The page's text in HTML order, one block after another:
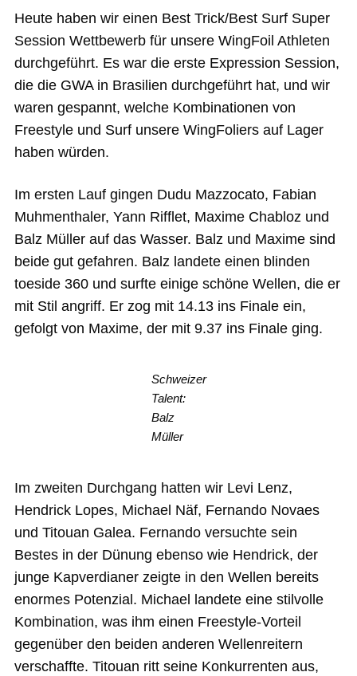
Heute haben wir einen Best Trick/Best Surf Super
Session Wettbewerb für unsere WingFoil Athleten
durchgeführt. Es war die erste Expression Session,
die die GWA in Brasilien durchgeführt hat, und wir
waren gespannt, welche Kombinationen von
Freestyle und Surf unsere WingFoliers auf Lager
haben würden.
Im ersten Lauf gingen Dudu Mazzocato, Fabian
Muhmenthaler, Yann Rifflet, Maxime Chabloz und
Balz Müller auf das Wasser. Balz und Maxime sind
beide gut gefahren. Balz landete einen blinden
toeside 360 und surfte einige schöne Wellen, die er
mit Stil angriff. Er zog mit 14.13 ins Finale ein,
gefolgt von Maxime, der mit 9.37 ins Finale ging.
Schweizer
Talent:
Balz
Müller
Im zweiten Durchgang hatten wir Levi Lenz,
Hendrick Lopes, Michael Näf, Fernando Novaes
und Titouan Galea. Fernando versuchte sein
Bestes in der Dünung ebenso wie Hendrick, der
junge Kapverdianer zeigte in den Wellen bereits
enormes Potenzial. Michael landete eine stilvolle
Kombination, was ihm einen Freestyle-Vorteil
gegenüber den beiden anderen Wellenreitern
verschaffte. Titouan ritt seine Konkurrenten aus,